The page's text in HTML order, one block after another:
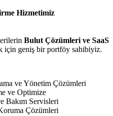
Hizmetimiz
Bulut Çözümleri ve SaaS
için geniş bir portföy sahibiyiz.
ve Yönetim Çözümleri
ve Optimize
Bakım Servisleri
Çözümleri